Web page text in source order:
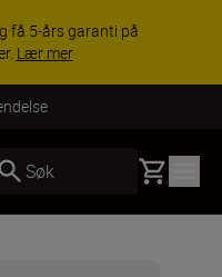
få 5-års garanti på
Lær mer
Søk Basket